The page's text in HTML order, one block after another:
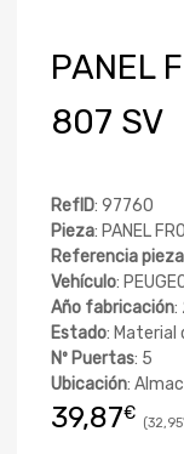
PANEL
807 SV
RefID: 97760
Pieza: PANEL
Referencia pieza
Vehículo:
Año fabricación:
Estado: Material
Nº Puertas: 5
Ubicación:
39,87€ 32,95